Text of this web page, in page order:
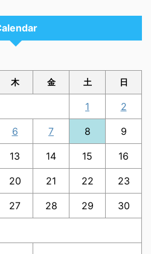
木 金 土 日
1 2
6 7 8 9
13 14 15 16
20 21 22 23
27 28 29 30